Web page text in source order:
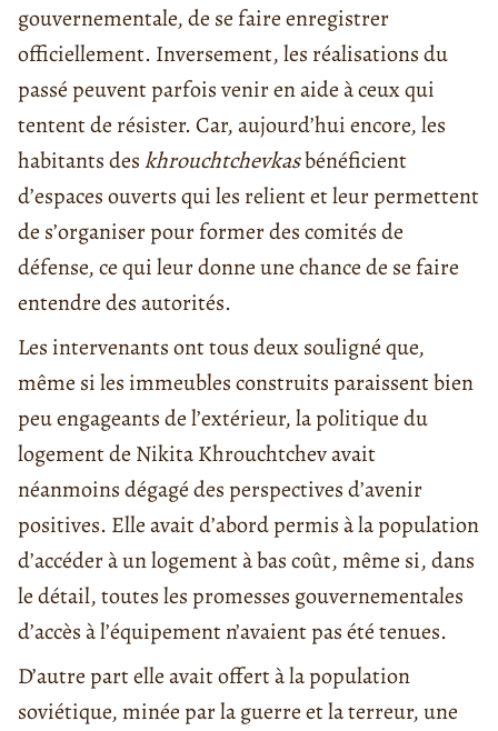
gouvernementale, de se faire enregistrer
officiellement. Inversement, les réalisations du
passé peuvent parfois venir en aide à ceux qui
tentent de résister. Car, aujourd’hui encore, les
habitants deskhrouchtchevkasbénéficient
d’espaces ouverts qui les relient et leur permettent
de s’organiser pour former des comités de
défense, ce qui leur donne une chance de se faire
entendre des autorités.
Les intervenants ont tous deux souligné que,
même si les immeubles construits paraissent bien
peu engageants de l’extérieur, la politique du
logement de Nikita Khrouchtchev avait
néanmoins dégagé des perspectives d’avenir
positives. Elle avait d’abord permis à la population
d’accéder à un logement à bas coût, même si, dans
le détail, toutes les promesses gouvernementales
d’accès à l’équipement n’avaient pas été tenues.
D’autre part elle avait offert à la population
soviétique, minée par la guerre et la terreur, une